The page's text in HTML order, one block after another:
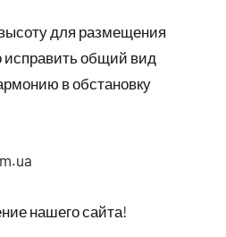
для размещения
исправить общий вид
в обстановку
нашего сайта!